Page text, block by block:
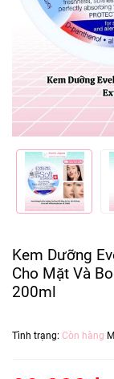
Kem Dưỡng
Cho Mặt Và
200ml
Tình trạng: Còn hàng